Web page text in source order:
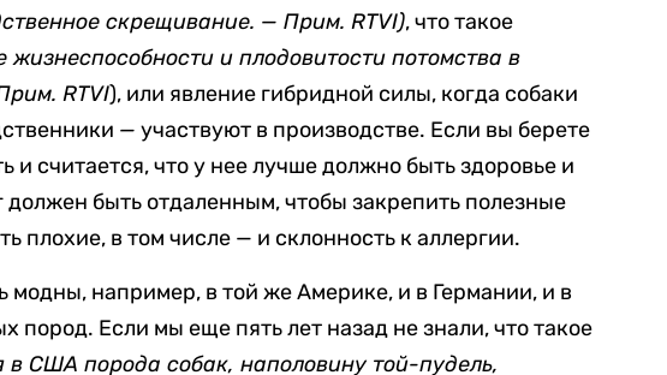
скрещивание. — Прим. RTVI), что такое
жизнеспособности и плодовитости потомства в
RTVI), или явление гибридной силы, когда собаки
— участвуют в производстве. Если вы берете
и считается, что у нее лучше должно быть здоровье и
быть отдаленным, чтобы закрепить полезные
плохие, в том числе — и склонность к аллергии.
модны, например, в той же Америке, и в Германии, и в
пород. Если мы еще пять лет назад не знали, что такое
в США порода собак, наполовину той-пудель,